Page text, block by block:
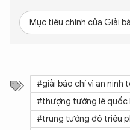
Mục tiêu chính của Giải
#giải báo chí vì an ninh
#thượng tướng lê quốc
#trung tướng đỗ triệu